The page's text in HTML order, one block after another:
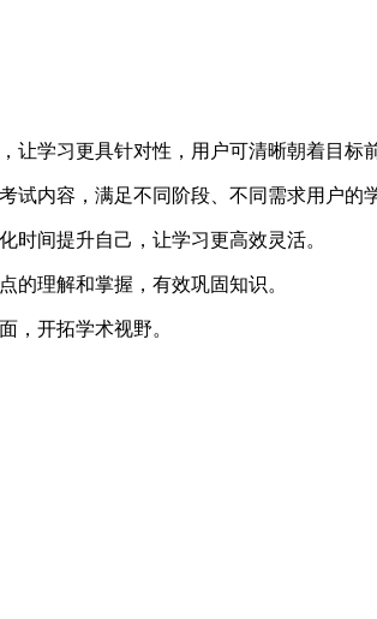
学习更具针对性，用户可清晰朝着目标
内容，满足不同阶段、不同需求用户的
时间提升自己，让学习更高效灵活。
的理解和掌握，有效巩固知识。
，开拓学术视野。